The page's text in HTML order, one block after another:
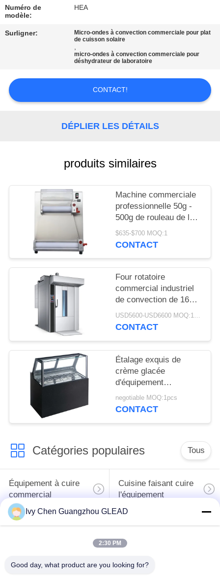
VISITE
DE
CONTRÔLE
DE
NOUVELLES
DEMANDEZ
UN DEVIS
PLAN
DU
PRIVACY
POLICY
Numéro de
modèle:
HEA
Surligner:
Micro-ondes à convection commerciale pour plat
de cuisson solaire
,
micro-ondes à convection commerciale pour
déshydrateur de laboratoire
CONTACT!
DÉPLIER LES DÉTAILS
produits similaires
Machine commerciale
professionnelle 50g -
500g de rouleau de la
pâte de pizza
d'équipement de
$635-$700 MOQ:1
CONTACT
Four rotatoire
commercial industriel
de convection de 16
plateaux de four
rotatoire électrique de
USD5600-USD6600 MOQ:1piece
CONTACT
Étalage exquis de
crème glacée
d'équipement
commercial
multinational de
negotiable MOQ:1pcs
CONTACT
Catégories populaires Tous
Équipement à cuire
commercial
Cuisine faisant cuire
l'équipement
Machines de
denrées alimentaires
alimentaires
Ivy Chen Guangzhou GLEAD
2:30 PM
Good day, what product are you looking for?